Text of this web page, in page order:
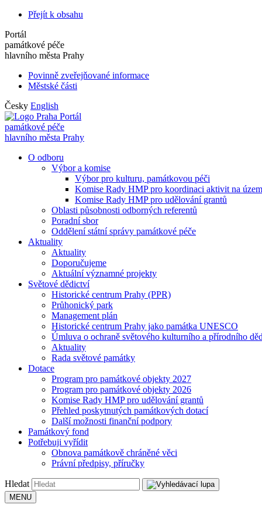
Přejít k obsahu
Portál
památkové péče
hlavního města Prahy
Povinně zveřejňované informace
Městské části
Česky English
Portál
památkové péče
hlavního města Prahy
O odboru
Výbor a komise
Výbor pro kulturu, památkovou péči
Komise Rady HMP pro koordinaci aktivit na
Komise Rady HMP pro udělování grantů
Oblasti působnosti odborných referentů
Poradní sbor
Oddělení státní správy památkové péče
Aktuality
Aktuality
Doporučujeme
Aktuální významné projekty
Světové dědictví
Historické centrum Prahy (PPR)
Průhonický park
Management plán
Historické centrum Prahy jako památka UNESCO
Úmluva o ochraně světového kulturního a přírodního
Aktuality
Rada světové památky
Dotace
Program pro památkové objekty 2027
Program pro památkové objekty 2026
Komise Rady HMP pro udělování grantů
Přehled poskytnutých památkových dotací
Další možnosti finanční podpory
Památkový fond
Potřebuji vyřídit
Obnova památkově chráněné věci
Právní předpisy, příručky
Hledat
MENU